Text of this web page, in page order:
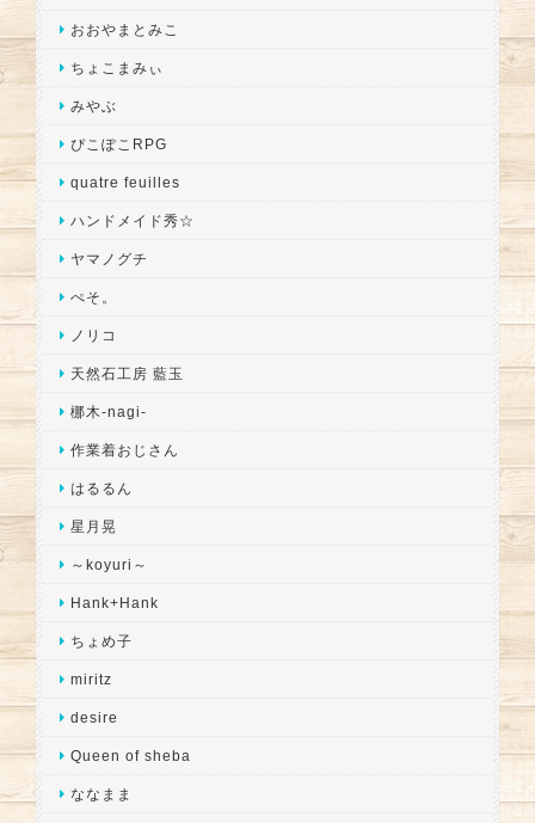
おおやまとみこ
ちょこまみぃ
みやぶ
ぴこぽこRPG
quatre feuilles
ハンドメイド秀☆
ヤマノグチ
ぺそ。
ノリコ
天然石工房 藍玉
梛木-nagi-
作業着おじさん
はるるん
星月晃
～koyuri～
Hank+Hank
ちょめ子
miritz
desire
Queen of sheba
ななまま